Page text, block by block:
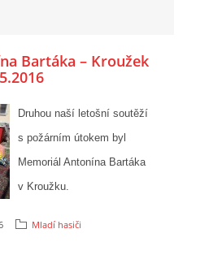
Bartáka – Kroužek
Druhou naší letošní soutěží
s požárním útokem byl
Memoriál Antonína Bartáka
v Kroužku.
Mladí hasiči